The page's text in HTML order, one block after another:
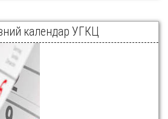
календар УГКЦ